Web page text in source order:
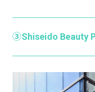
③Shiseido Beauty